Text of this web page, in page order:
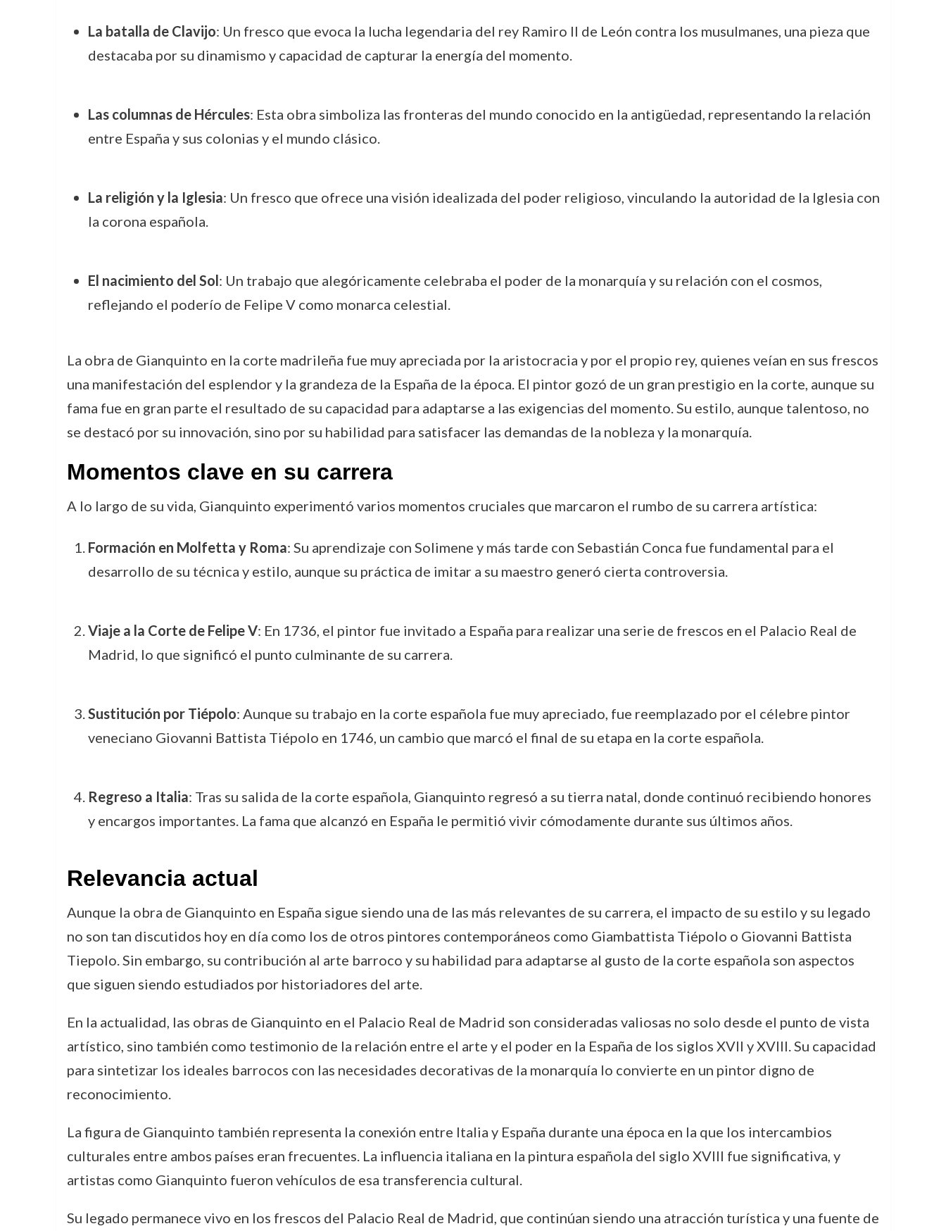
La batalla de Clavijo: Un fresco que evoca la lucha legendaria del rey Ramiro II de León contra los musulmanes, una pieza que
destacaba por su dinamismo y capacidad de capturar la energía del momento.
Las columnas de Hércules: Esta obra simboliza las fronteras del mundo conocido en la antigüedad, representando la relación
entre España y sus colonias y el mundo clásico.
La religión y la Iglesia: Un fresco que ofrece una visión idealizada del poder religioso, vinculando la autoridad de la Iglesia con
la corona española.
El nacimiento del Sol: Un trabajo que alegóricamente celebraba el poder de la monarquía y su relación con el cosmos,
reflejando el poderío de Felipe V como monarca celestial.
La obra de Gianquinto en la corte madrileña fue muy apreciada por la aristocracia y por el propio rey, quienes veían en sus frescos
una manifestación del esplendor y la grandeza de la España de la época. El pintor gozó de un gran prestigio en la corte, aunque su
fama fue en gran parte el resultado de su capacidad para adaptarse a las exigencias del momento. Su estilo, aunque talentoso, no
se destacó por su innovación, sino por su habilidad para satisfacer las demandas de la nobleza y la monarquía.
Momentos clave en su carrera
A lo largo de su vida, Gianquinto experimentó varios momentos cruciales que marcaron el rumbo de su carrera artística:
Formación en Molfetta y Roma: Su aprendizaje con Solimene y más tarde con Sebastián Conca fue fundamental para el
desarrollo de su técnica y estilo, aunque su práctica de imitar a su maestro generó cierta controversia.
Viaje a la Corte de Felipe V: En 1736, el pintor fue invitado a España para realizar una serie de frescos en el Palacio Real de
Madrid, lo que significó el punto culminante de su carrera.
Sustitución por Tiépolo: Aunque su trabajo en la corte española fue muy apreciado, fue reemplazado por el célebre pintor
veneciano Giovanni Battista Tiépolo en 1746, un cambio que marcó el final de su etapa en la corte española.
Regreso a Italia: Tras su salida de la corte española, Gianquinto regresó a su tierra natal, donde continuó recibiendo honores
y encargos importantes. La fama que alcanzó en España le permitió vivir cómodamente durante sus últimos años.
Relevancia actual
Aunque la obra de Gianquinto en España sigue siendo una de las más relevantes de su carrera, el impacto de su estilo y su legado
no son tan discutidos hoy en día como los de otros pintores contemporáneos como Giambattista Tiépolo o Giovanni Battista
Tiepolo. Sin embargo, su contribución al arte barroco y su habilidad para adaptarse al gusto de la corte española son aspectos
que siguen siendo estudiados por historiadores del arte.
En la actualidad, las obras de Gianquinto en el Palacio Real de Madrid son consideradas valiosas no solo desde el punto de vista
artístico, sino también como testimonio de la relación entre el arte y el poder en la España de los siglos XVII y XVIII. Su capacidad
para sintetizar los ideales barrocos con las necesidades decorativas de la monarquía lo convierte en un pintor digno de
reconocimiento.
La figura de Gianquinto también representa la conexión entre Italia y España durante una época en la que los intercambios
culturales entre ambos países eran frecuentes. La influencia italiana en la pintura española del siglo XVIII fue significativa, y
artistas como Gianquinto fueron vehículos de esa transferencia cultural.
Su legado permanece vivo en los frescos del Palacio Real de Madrid, que continúan siendo una atracción turística y una fuente de